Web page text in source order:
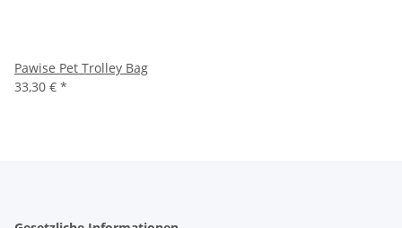
Pawise Pet Trolley Bag
33,30 € *